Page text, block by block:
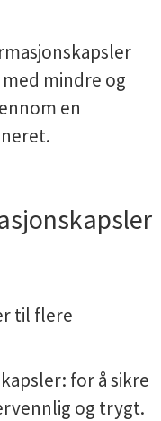
mindre og
en
til flere
for å sikre
og trygt.